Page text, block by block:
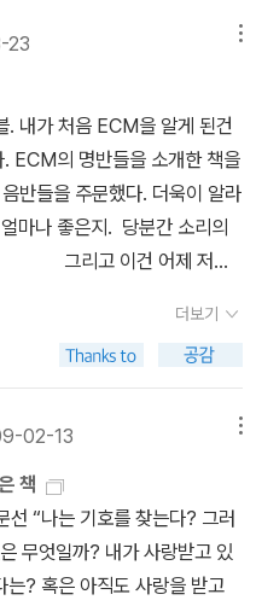
하면서도 아름다운 행간을 간
울림이 묻어나는 연주.. 저 느린
리듬감으로 그려나가고 있다.
라도 이 앨범은 들어야 할 타
이 새벽이면 어떨까?
23
. 내가 처음 ECM을 알게 된건
의 명반들을 소개한 책을
반들을 주문했다. 더욱이 알라
마나 좋은지. 당분간 소리의
더보기
02-13
책
그러
무엇일까? 내가 사랑받고 있
는? 혹은 아직도 사랑을 받고